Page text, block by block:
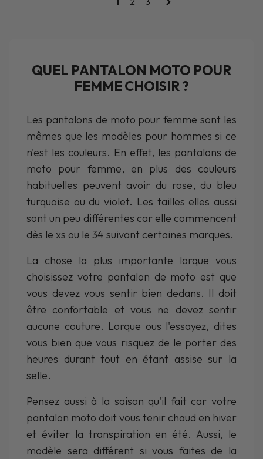
QUEL PANTALON MOTO POUR
FEMME CHOISIR ?
Les pantalons de moto pour femme sont les
mêmes que les modèles pour hommes si ce
n'est les couleurs. En effet, les pantalons de
moto pour femme, en plus des couleurs
habituelles peuvent avoir du rose, du bleu
turquoise ou du violet. Les tailles elles aussi
sont un peu différentes car elle commencent
dès le xs ou le 34 suivant certaines marques.
La chose la plus importante lorque vous
choisissez votre pantalon de moto est que
vous devez vous sentir bien dedans. Il doit
être confortable et vous ne devez sentir
aucune couture. Lorque ous l'essayez, dites
vous bien que vous risquez de le porter des
heures durant tout en étant assise sur la
selle.
Pensez aussi à la saison qu'il fait car votre
pantalon moto doit vous tenir chaud en hiver
et éviter la transpiration en été. Aussi, le
modèle sera différent si vous faites de la